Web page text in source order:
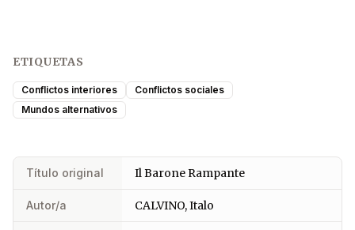
ETIQUETAS
Conflictos interiores
Conflictos sociales
Mundos alternativos
Título original Il Barone Rampante
Autor/a CALVINO, Italo